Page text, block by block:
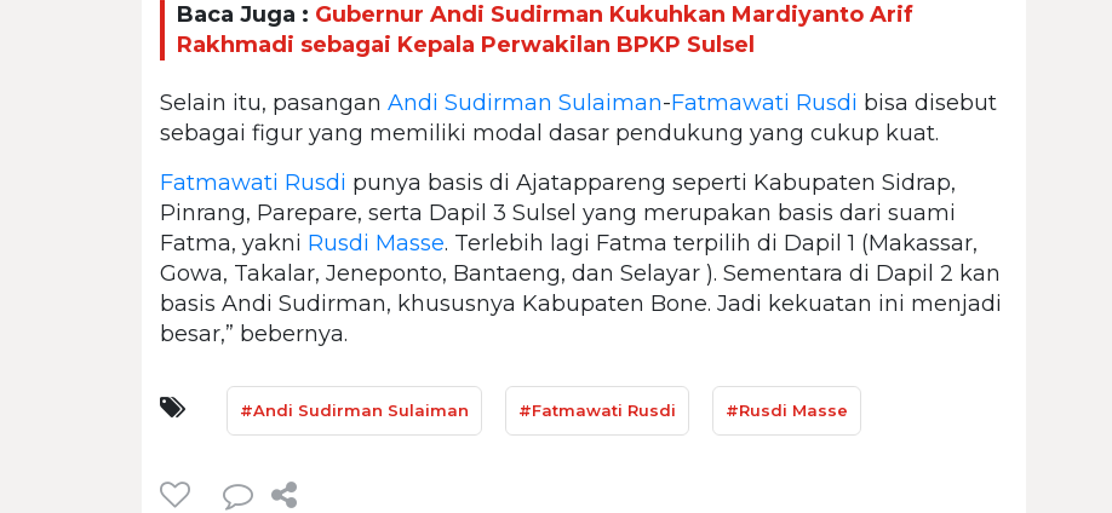
Baca Juga : Gubernur Andi Sudirman Kukuhkan Mardiyanto Arif
Rakhmadi sebagai Kepala Perwakilan BPKP Sulsel
Selain itu, pasangan Andi Sudirman Sulaiman-Fatmawati Rusdi bisa disebut
sebagai figur yang memiliki modal dasar pendukung yang cukup kuat.
Fatmawati Rusdi punya basis di Ajatappareng seperti Kabupaten Sidrap,
Pinrang, Parepare, serta Dapil 3 Sulsel yang merupakan basis dari suami
Fatma, yakni Rusdi Masse. Terlebih lagi Fatma terpilih di Dapil 1 (Makassar,
Gowa, Takalar, Jeneponto, Bantaeng, dan Selayar ). Sementara di Dapil 2 kan
basis Andi Sudirman, khususnya Kabupaten Bone. Jadi kekuatan ini menjadi
besar,” bebernya.
#Andi Sudirman Sulaiman #Fatmawati Rusdi #Rusdi Masse